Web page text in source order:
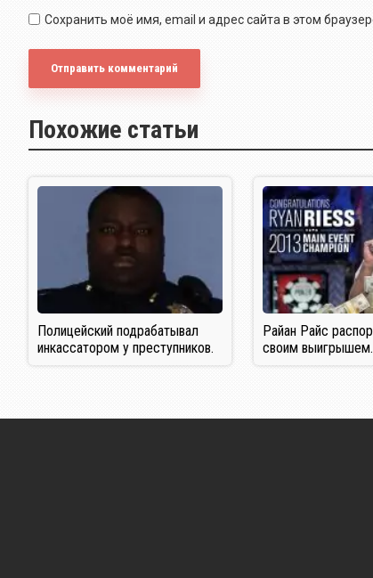
Сохранить моё имя, email и адрес сайта в этом
Похожие статьи
Полицейский подрабатывал
инкассатором у преступников.
Райан Райс
своим выигрышем.